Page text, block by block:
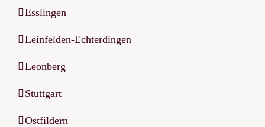
Esslingen
Leinfelden-Echterdingen
Leonberg
Stuttgart
Ostfildern